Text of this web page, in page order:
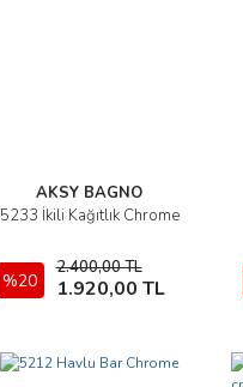
AKSY BAGNO
5233 İkili Kağıtlık Chrome
%20
2.400,00 TL
1.920,00 TL
İncele
Sepete Ekle